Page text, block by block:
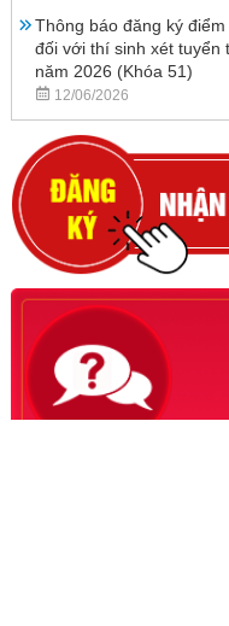
Thông báo đăng ký
đối với thí sinh xét tuyển
năm 2026 (Khóa 51)
12/06/2026